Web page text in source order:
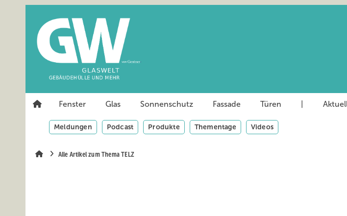
Fenster Glas Sonnenschutz Fassade Türen
Meldungen Podcast Produkte Thementage Videos
Alle Artikel zum Thema TELZ